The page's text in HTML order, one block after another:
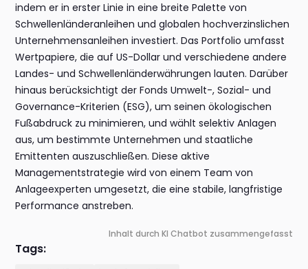
indem er in erster Linie in eine breite Palette von
Schwellenländeranleihen und globalen hochverzinslichen
Unternehmensanleihen investiert. Das Portfolio umfasst
Wertpapiere, die auf US-Dollar und verschiedene andere
Landes- und Schwellenländerwährungen lauten. Darüber
hinaus berücksichtigt der Fonds Umwelt-, Sozial- und
Governance-Kriterien (ESG), um seinen ökologischen
Fußabdruck zu minimieren, und wählt selektiv Anlagen
aus, um bestimmte Unternehmen und staatliche
Emittenten auszuschließen. Diese aktive
Managementstrategie wird von einem Team von
Anlageexperten umgesetzt, die eine stabile, langfristige
Performance anstreben.
Inhalt durch KI Chatbot zusammengefasst
Tags: